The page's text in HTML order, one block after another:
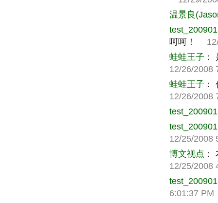
温景良
呵呵！
12/
蛙蛙王子 ：
12/26/2008
蛙蛙王子 ：
12/26/2008
12/25/2008
博文视点 ：
12/25/2008
6:01:37 PM